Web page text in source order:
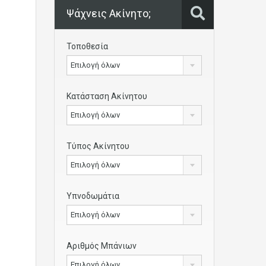
Ψάχνεις Ακίνητο;
Τοποθεσία
Επιλογή όλων
Κατάσταση Ακίνητου
Επιλογή όλων
Τύπος Ακίνητου
Επιλογή όλων
Υπνοδωμάτια
Επιλογή όλων
Αριθμός Μπάνιων